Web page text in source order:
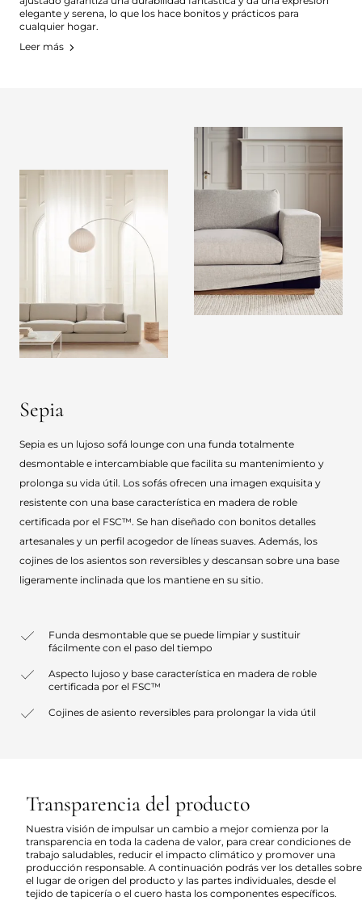
elegante y serena, lo que los hace bonitos y prácticos para
cualquier hogar.
Leer más
Sepia
Sepia es un lujoso sofá lounge con una funda totalmente
desmontable e intercambiable que facilita su mantenimiento y
prolonga su vida útil. Los sofás ofrecen una imagen exquisita y
resistente con una base característica en madera de roble
certificada por el FSC™. Se han diseñado con bonitos detalles
artesanales y un perfil acogedor de líneas suaves. Además, los
cojines de los asientos son reversibles y descansan sobre una base
ligeramente inclinada que los mantiene en su sitio.
Funda desmontable que se puede limpiar y sustituir
fácilmente con el paso del tiempo
Aspecto lujoso y base característica en madera de roble
certificada por el FSC™
Cojines de asiento reversibles para prolongar la vida útil
Transparencia del producto
Nuestra visión de impulsar un cambio a mejor comienza por la
transparencia en toda la cadena de valor, para crear condiciones de
trabajo saludables, reducir el impacto climático y promover una
producción responsable. A continuación podrás ver los detalles sobre
el lugar de origen del producto y las partes individuales, desde el
tejido de tapicería o el cuero hasta los componentes específicos.